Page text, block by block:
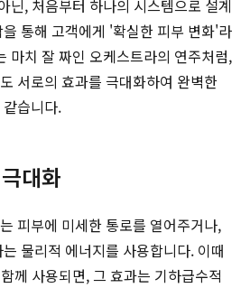
닌, 처음부터 하나의 시스템으로 설계
통해 고객에게 '확실한 피부 변화'라
마치 잘 짜인 오케스트라의 연주처럼,
서로의 효과를 극대화하여 완벽한
습니다.
대화
피부에 미세한 통로를 열어주거나,
물리적 에너지를 사용합니다. 이때
께 사용되면, 그 효과는 기하급수적